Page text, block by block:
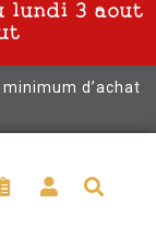
lundi 3 aout
d’achat